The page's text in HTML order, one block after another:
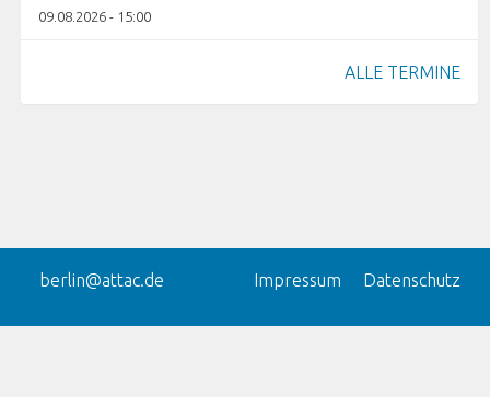
09.08.2026 - 15:00
ALLE TERMINE
berlin@attac.de Impressum Datenschutz